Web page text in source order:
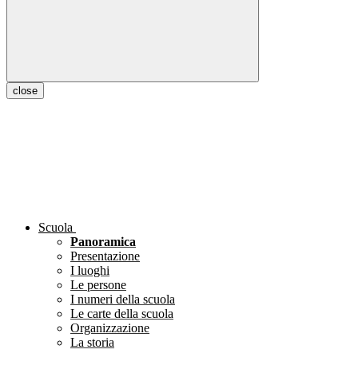
close
Scuola
Panoramica
Presentazione
I luoghi
Le persone
I numeri della scuola
Le carte della scuola
Organizzazione
La storia